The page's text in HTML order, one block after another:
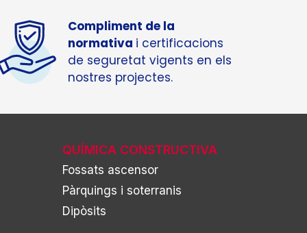
Compliment de la
normativa i certificacions
de seguretat vigents en els
nostres projectes.
QUÍMICA CONSTRUCTIVA
Fossats ascensor
Pàrquings i soterranis
Dipòsits